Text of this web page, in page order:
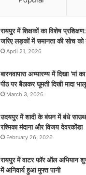
रायपुर में शिक्षकों का विशेष
जरिए लड़कों में समानता की सोच को
April 21, 2026
बारनवापारा अभ्यारण्य में दिखा ‘मां
पीठ पर बैठाकर घूमती दिखी मादा भालू
March 3, 2026
उदयपुर में शादी के बंधन में बंधे साउथ
रश्मिका मंदाना और विजय देवरकोंडा
February 26, 2026
रायपुर में वाटर फॉर ऑल अभियान
में अनिवार्य हुआ मुफ्त पानी